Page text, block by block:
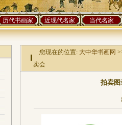
历代书画家 近现代名家 当代名家
您现在的位置: 大中华书画网
卖会
拍卖图